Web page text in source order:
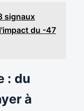
signaux
du -47
: du
à